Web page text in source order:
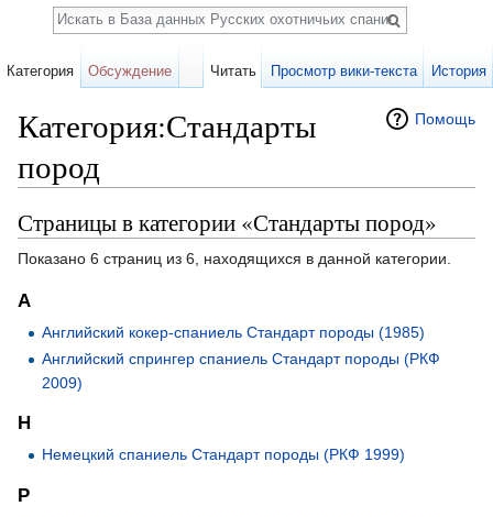
Помощь
Категория:Стандарты
пород
Страницы в категории «Стандарты пород»
Показано 6 страниц из 6, находящихся в данной категории.
А
Английский кокер-спаниель Стандарт породы (1985)
Английский спрингер спаниель Стандарт породы (РКФ
2009)
Н
Немецкий спаниель Стандарт породы (РКФ 1999)
Р
Категория Обсуждение Читать Просмотр вики-текста История
Поиск